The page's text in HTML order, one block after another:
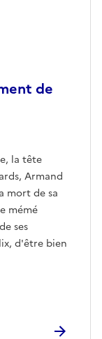
de
la tête
Armand
mort de sa
mémé
ses
d'être bien